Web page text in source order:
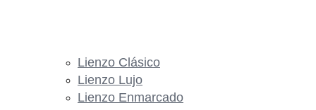
Lienzo Clásico
Lienzo Lujo
Lienzo Enmarcado